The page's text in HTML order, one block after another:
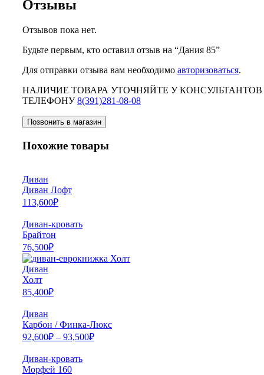
Отзывы
Отзывов пока нет.
Будьте первым, кто оставил отзыв на “Дания 85”
Для отправки отзыва вам необходимо авторизоваться.
НАЛИЧИЕ ТОВАРА УТОЧНЯЙТЕ У
ТЕЛЕФОНУ8(391)281-08-08
Позвонить в магазин
Похожие товары
Диван
Диван Лофт
113,600₽
Диван-кровать
Брайтон
76,500₽
Диван
Холт
85,400₽
Диван
Карбон / Финка-Люкс
92,600₽ – 93,500₽
Диван-кровать
Морфей 160